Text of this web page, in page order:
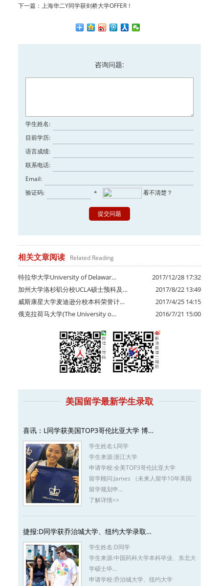
下一篇： 上海华二Y同学获剑桥大学OFFER！
咨询问题:
学生姓名:
目前学历:
语言成绩:
联系电话:
Email:
验证码:
看不清楚？
*
相关文章阅读 Related Reading
2017/12/28 17:32
特拉华大学University of Delawar…
2017/8/22 13:49
加州大学洛杉矶分校UCLA硕士预科及…
2017/4/25 14:15
威斯康星大学麦迪逊分校本科荣誉计…
2016/7/21 15:00
俄克拉荷马大学(The University o…
美国留学最新学生录取
喜讯：L同学获美国TOP3哥伦比亚大学 博…
学生姓名:L同学
学生来源:浙江大学
申请学校:全美TOP3哥伦比亚大学
留学顾问:James （未来人留学10年美国
留学规划申…
了解详情>>
捷报:D同学获乔治城大学、纽约大学录取…
学生姓名:D同学
学生来源:中国药科大学本科毕业、东北大
学硕士毕…
申请学校:乔治城大学、纽约大学